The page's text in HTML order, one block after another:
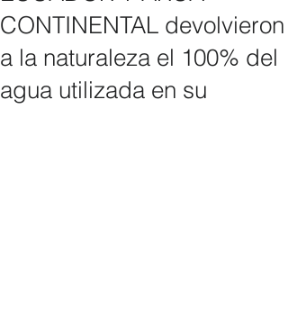
CONTINENTAL devolvieron
a la naturaleza el 100% del
agua utilizada en su